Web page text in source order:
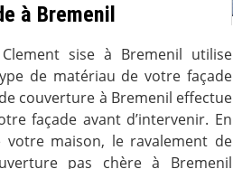
à Bremenil
sise à Bremenil utilise
de matériau de votre façade
couverture à Bremenil effectue
façade avant d’intervenir. En
votre maison, le ravalement de
pas chère à Bremenil